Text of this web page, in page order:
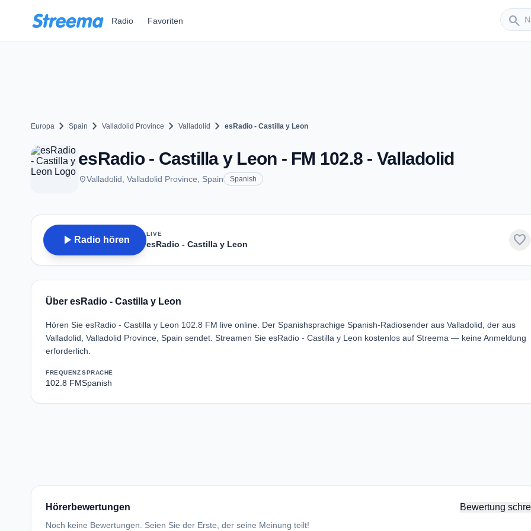
Radio Favoriten search
Europa chevron_right Spain chevron_right Valladolid Province chevron_right Valladolid chevron_right esRadio - Castilla y Leon
esRadio - Castilla y Leon - FM 102.8 - Valladolid
placeValladolid, Valladolid Province, Spain Spanish
play_arrow Radio hören
LIVE
esRadio - Castilla y Leon favorite
Über esRadio - Castilla y Leon
Hören Sie esRadio - Castilla y Leon 102.8 FM live online. Der Spanishsprachige Spanish-Radiosender aus Valladolid, der aus
Valladolid, Valladolid Province, Spain sendet. Streamen Sie esRadio - Castilla y Leon kostenlos auf Streema — keine Anmeldung
erforderlich.
FREQUENZ
102.8 FM
SPRACHE
Spanish
Hörerbewertungen Bewertung
Noch keine Bewertungen. Seien Sie der Erste, der seine Meinung teilt!